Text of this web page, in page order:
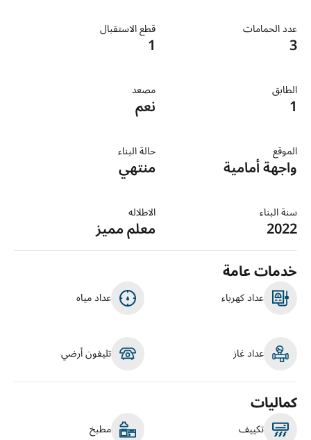
عدد الحمامات
3
قطع الاستقبال
1
الطابق
1
مصعد
نعم
الموقع
واجهة أمامية
حالة البناء
منتهي
سنة البناء
2022
الاطلاله
معلم مميز
خدمات عامة
عداد كهرباء عداد مياه
عداد غاز تليفون أرضي
كماليات
تكييف مطبخ